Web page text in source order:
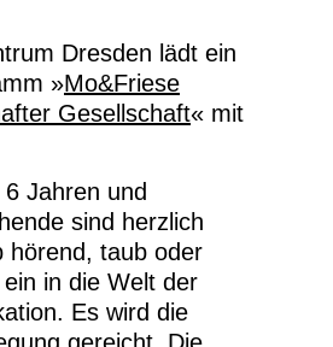
Dresden lädt ein
»Mo&Friese
Gesellschaft« mit
Jahren und
sind herzlich
hörend, taub oder
in die Welt der
Es wird die
gereicht. Die